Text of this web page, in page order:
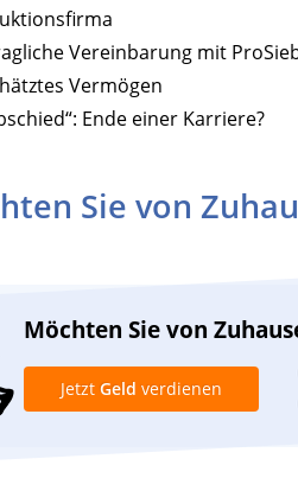
Vereinbarung mit
Vermögen
Ende einer Karriere?
Sie von
Möchten Sie von
Jetzt Geld verdienen